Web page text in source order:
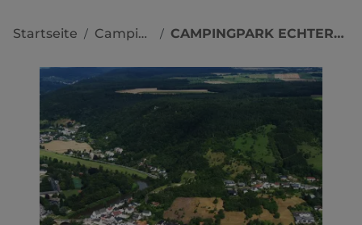
Startseite / Campingplätze / CAMPINGPARK ECHTERNACHERBRÜCK AÖR